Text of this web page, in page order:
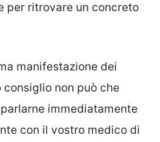
per ritrovare un concreto
manifestazione dei
non può che
immediatamente
con il vostro medico di